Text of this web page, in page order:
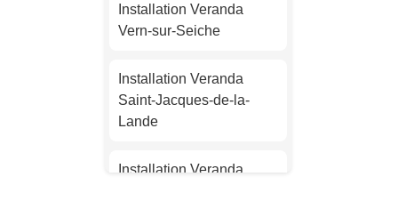
Installation Veranda
Nantes
Installation Veranda
Strasbourg
Montpellier
Installation Veranda
Vern-sur-Seiche
Installation Veranda
Saint-Jacques-de-la-
Lande
Installation Veranda